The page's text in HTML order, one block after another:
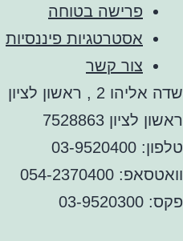
פרישה בטוחה
אסטרטגיות פיננסיות
צור קשר
שדה אליהו 2 , ראשון לציון
ראשון לציון 7528863
טלפון: 03-9520400
וואטסאפ: 054-2370400
פקס: 03-9520300